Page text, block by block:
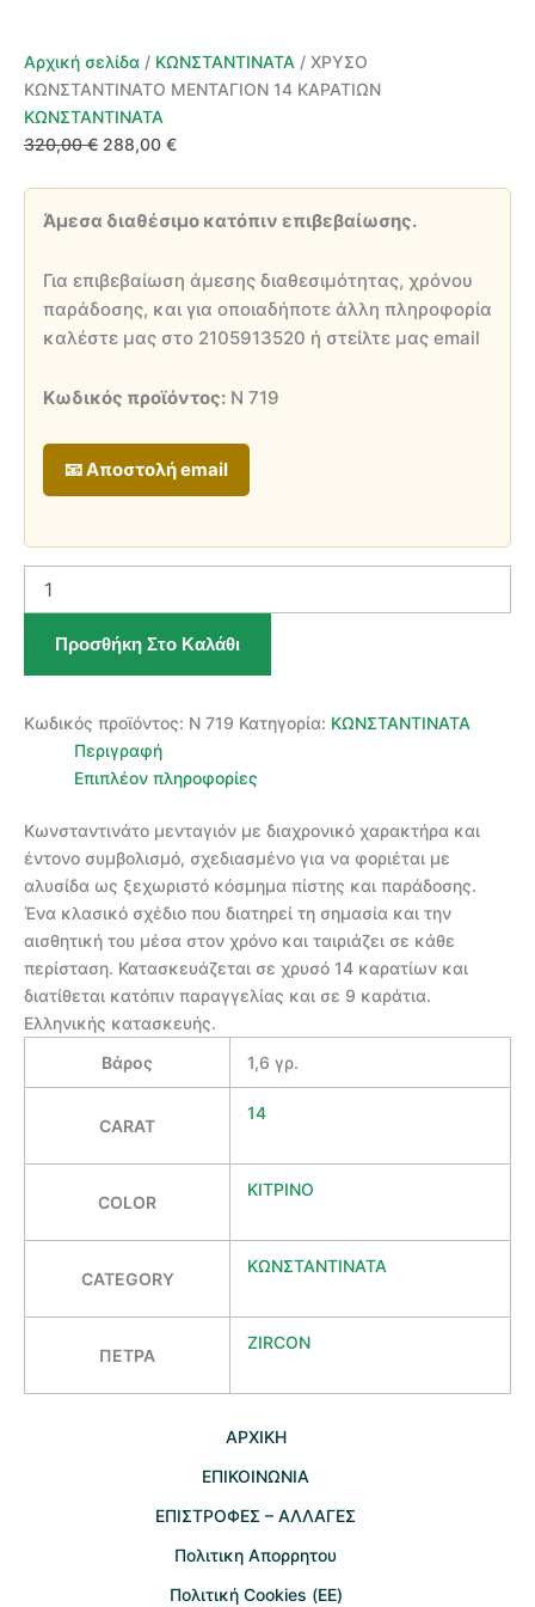
Αρχική σελίδα / ΚΩΝΣΤΑΝΤΙΝΑΤΑ / ΧΡΥΣΟ
ΚΩΝΣΤΑΝΤΙΝΑΤΟ ΜΕΝΤΑΓΙΟΝ 14 ΚΑΡΑΤΙΩΝ
ΚΩΝΣΤΑΝΤΙΝΑΤΑ
320,00€ Original
320,00 €.
288,00 €Η
είναι:
Άμεσα διαθέσιμο κατόπιν επιβεβαίωσης.
Για επιβεβαίωση άμεσης διαθεσιμότητας, χρόνου
παράδοσης, και για οποιαδήποτε άλλη πληροφορία
καλέστε μας στο 2105913520 ή στείλτε μας email
Κωδικός προϊόντος: Ν 719
📧 Αποστολή email
ΚΩΝΣΤΑΝΤΙΝΑΤΟ
ΚΑΡΑΤΙΩΝ
Προσθήκη Στο Καλάθι
Κωδικός προϊόντος: Ν 719 Κατηγορία: ΚΩΝΣΤΑΝΤΙΝΑΤΑ
Περιγραφή
Επιπλέον πληροφορίες
Κωνσταντινάτο μενταγιόν με διαχρονικό χαρακτήρα και
έντονο συμβολισμό, σχεδιασμένο για να φοριέται με
αλυσίδα ως ξεχωριστό κόσμημα πίστης και παράδοσης.
Ένα κλασικό σχέδιο που διατηρεί τη σημασία και την
αισθητική του μέσα στον χρόνο και ταιριάζει σε κάθε
περίσταση. Κατασκευάζεται σε χρυσό 14 καρατίων και
διατίθεται κατόπιν παραγγελίας και σε 9 καράτια.
Ελληνικής κατασκευής.
Βάρος
1,6 γρ.
CARAT
14
COLOR
ΚΙΤΡΙΝΟ
CATEGORY
ΚΩΝΣΤΑΝΤΙΝΑΤΑ
ΠΕΤΡΑ
ZIRCON
AΡΧΙΚΗ
ΕΠΙΚΟΙΝΩΝΙΑ
EΠΙΣΤΡΟΦΕΣ – ΑΛΛΑΓΕΣ
Πολιτικη Απορρητου
Πολιτική Cookies (ΕΕ)